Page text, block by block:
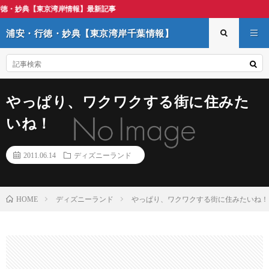
情報】最新記事
浦安・行徳・妙典【東京湾岸千葉情報】
やっぱり、ワクワクする街に住みた
いね！
2011.06.14 ディズニーランド
HOME ディズニーランド やっぱり、ワクワクする街に住みたいね！